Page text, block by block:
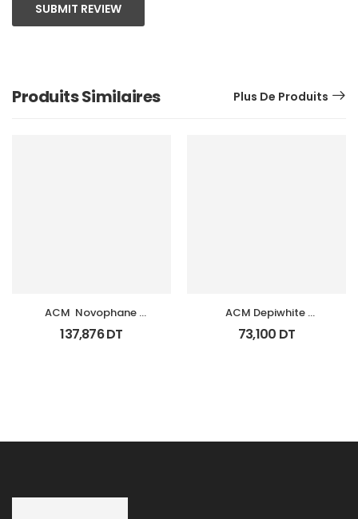
SUBMIT REVIEW
Produits Similaires Plus De Produits
ACM  Novophane
Coffret Anti Chute
(Lotion+Shp+Cp)
137,876DT
ACM Depiwhite
Advanced Creme
Depigmentant Tb 40Ml
73,100 DT